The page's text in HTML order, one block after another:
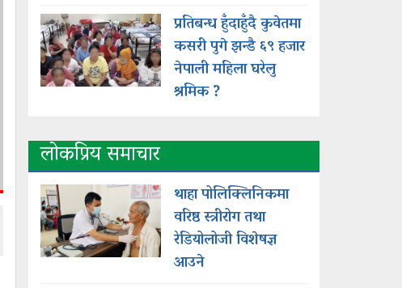
प्रतिबन्ध हुँदाहुँदै कुवेतमा
कसरी पुगे झन्डै ६९ हजार
नेपाली महिला घरेलु
श्रमिक ?
लोकप्रिय समाचार
थाहा पोलिक्लिनिकमा
वरिष्ठ स्त्रीरोग तथा
रेडियोलोजी विशेषज्ञ
आउने